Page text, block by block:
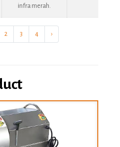
infra merah.
2 3 4 ›